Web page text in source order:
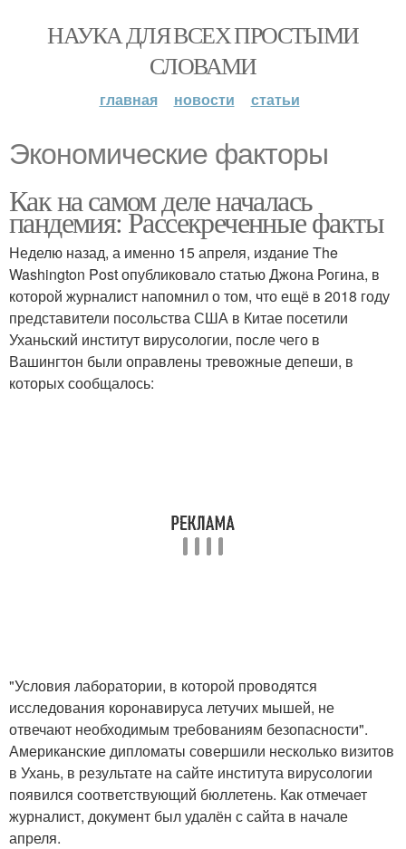
НАУКА ДЛЯ ВСЕХ ПРОСТЫМИ
СЛОВАМИ
главная новости статьи
Экономические факторы
Как на самом деле началась
пандемия: Рассекреченные факты
Неделю назад, а именно 15 апреля, издание The
Washington Post опубликовало статью Джона Рогина, в
которой журналист напомнил о том, что ещё в 2018 году
представители посольства США в Китае посетили
Уханьский институт вирусологии, после чего в
Вашингтон были оправлены тревожные депеши, в
которых сообщалось:
"Условия лаборатории, в которой проводятся
исследования коронавируса летучих мышей, не
отвечают необходимым требованиям безопасности".
Американские дипломаты совершили несколько визитов
в Ухань, в результате на сайте института вирусологии
появился соответствующий бюллетень. Как отмечает
журналист, документ был удалён с сайта в начале
апреля.